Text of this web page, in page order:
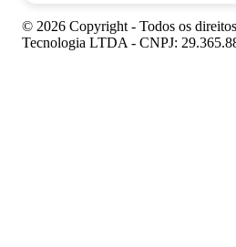
© 2026 Copyright - Todos os
Tecnologia LTDA - CNPJ: